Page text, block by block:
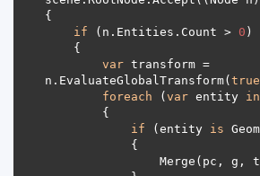
if (n.Entities.Count > 0
var transform =
n.EvaluateGlobalTransform(true
foreach (var entity in
if (entity is